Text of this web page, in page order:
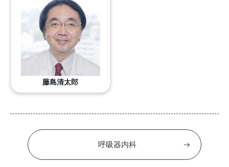
藤島清太郎
呼吸器内科